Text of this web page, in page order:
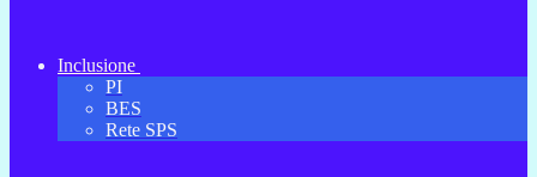
Inclusione
PI
BES
Rete SPS